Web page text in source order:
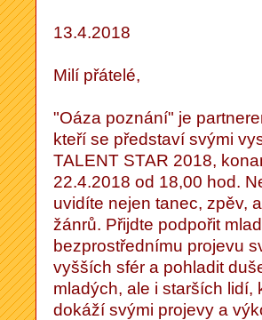
13.4.2018
Milí přátelé,
"Oáza poznání" je
kteří se představí svými
TALENT STAR 2018,
22.4.2018 od 18,00 hod.
uvidíte nejen tanec, zpěv,
žánrů. Přijdte podpořit
bezprostřednímu projevu
vyšších sfér a pohladit
mladých, ale i starších
dokáží svými projevy a